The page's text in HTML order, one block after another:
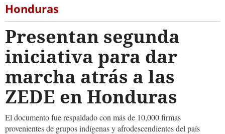
Honduras
Presentan segunda
iniciativa para dar
marcha atrás a las
ZEDE en Honduras
El documento fue respaldado con más de 10,000 firmas
provenientes de grupos indígenas y afrodescendientes del país